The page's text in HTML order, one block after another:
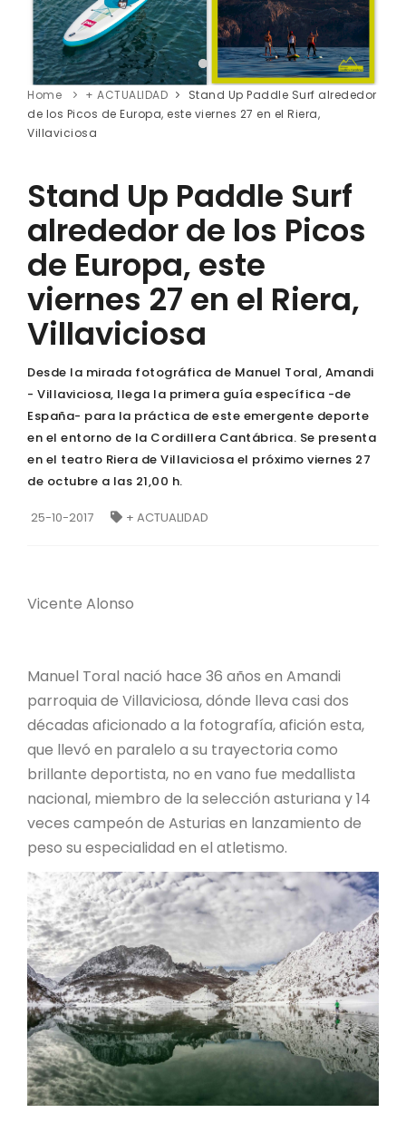
Home + ACTUALIDAD
Stand Up Paddle Surf alrededor
de los Picos de Europa, este viernes 27 en el Riera,
Villaviciosa
Stand Up Paddle Surf
alrededor de los Picos
de Europa, este
viernes 27 en el Riera,
Villaviciosa
Desde la mirada fotográfica de Manuel Toral, Amandi
- Villaviciosa, llega la primera guía específica -de
España- para la práctica de este emergente deporte
en el entorno de la Cordillera Cantábrica. Se presenta
en el teatro Riera de Villaviciosa el próximo viernes 27
de octubre a las 21,00 h.
25-10-2017 + ACTUALIDAD
Vicente Alonso
Manuel Toral nació hace 36 años en Amandi
parroquia de Villaviciosa, dónde lleva casi dos
décadas aficionado a la fotografía, afición esta,
que llevó en paralelo a su trayectoria como
brillante deportista, no en vano fue medallista
nacional, miembro de la selección asturiana y 14
veces campeón de Asturias en lanzamiento de
peso su especialidad en el atletismo.